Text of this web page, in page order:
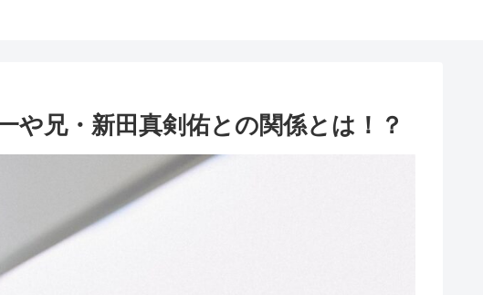
や兄・新田真剣佑との関係とは！？